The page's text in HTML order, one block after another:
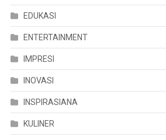
EDUKASI
ENTERTAINMENT
IMPRESI
INOVASI
INSPIRASIANA
KULINER